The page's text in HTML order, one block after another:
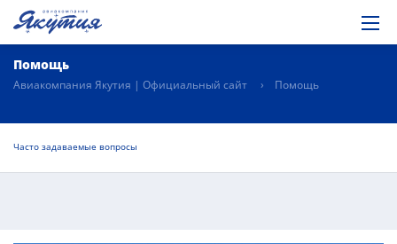
Авиакомпания Якутия | Официальный сайт Помощь
Помощь
Часто задаваемые вопросы